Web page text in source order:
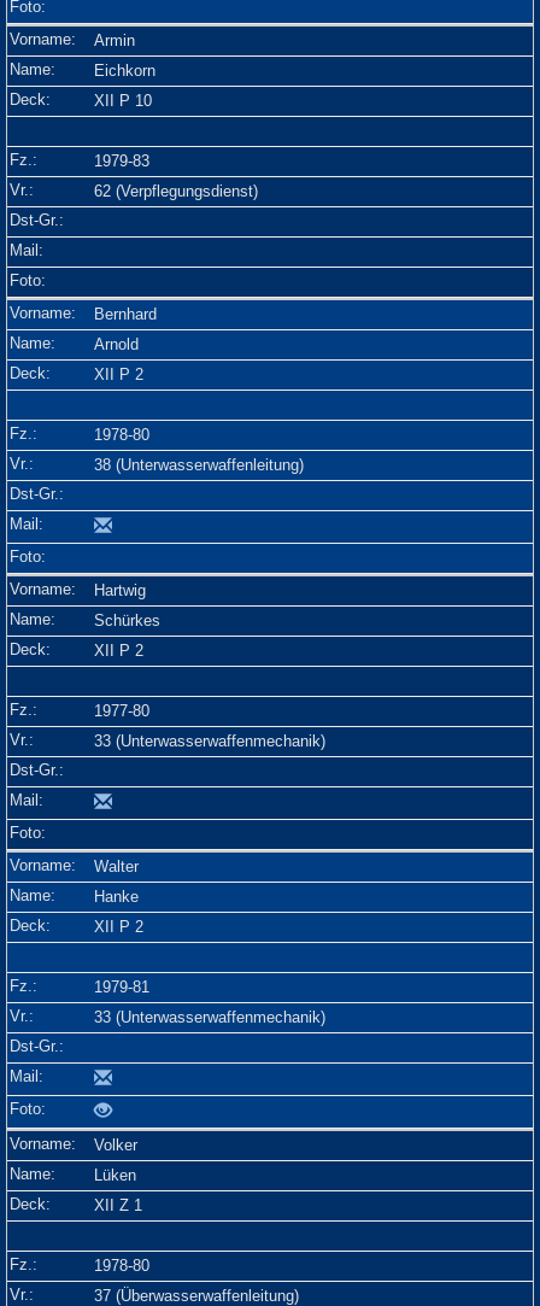
Armin
Eichkorn
XII P 10
1979-83
62 (Verpflegungsdienst)
Bernhard
Arnold
XII P 2
1978-80
38 (Unterwasserwaffenleitung)
Hartwig
Schürkes
XII P 2
1977-80
33 (Unterwasserwaffenmechanik)
Walter
Hanke
XII P 2
1979-81
33 (Unterwasserwaffenmechanik)
Volker
Lüken
XII Z 1
1978-80
37 (Überwasserwaffenleitung)